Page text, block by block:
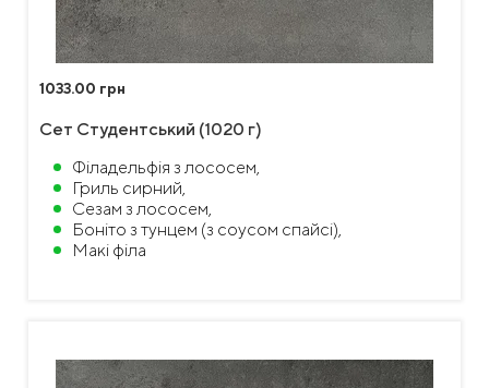
1033.00 грн
Сет Студентський (1020 г)
Філадельфія з лососем,
Гриль сирний,
Сезам з лососем,
Боніто з тунцем (з соусом спайсі),
Макі філа